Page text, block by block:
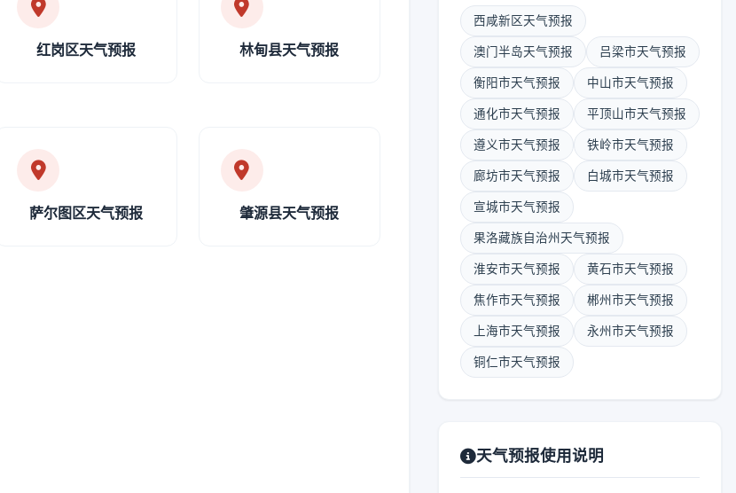
红岗区天气预报 林甸县天气预报
萨尔图区天气预报 肇源县天气预报
西咸新区天气预报
澳门半岛天气预报 吕梁市天气预报
衡阳市天气预报 中山市天气预报
通化市天气预报 平顶山市天气预报
遵义市天气预报 铁岭市天气预报
廊坊市天气预报 白城市天气预报
宣城市天气预报
果洛藏族自治州天气预报
淮安市天气预报 黄石市天气预报
焦作市天气预报 郴州市天气预报
上海市天气预报 永州市天气预报
铜仁市天气预报
天气预报使用说明